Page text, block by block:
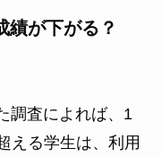
績が下がる？
調査によれば、1
える学生は、利用